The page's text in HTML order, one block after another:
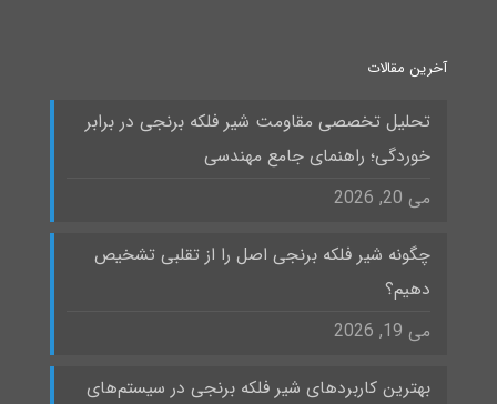
آخرین مقالات
تحلیل تخصصی مقاومت شیر فلکه برنجی در برابر
خوردگی؛ راهنمای جامع مهندسی
می 20, 2026
چگونه شیر فلکه برنجی اصل را از تقلبی تشخیص
دهیم؟
می 19, 2026
بهترین کاربردهای شیر فلکه برنجی در سیستم‌های